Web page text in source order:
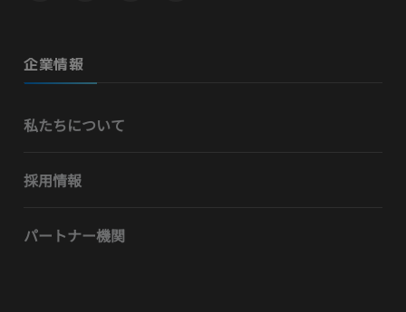
企業情報
私たちについて
採用情報
パートナー機関